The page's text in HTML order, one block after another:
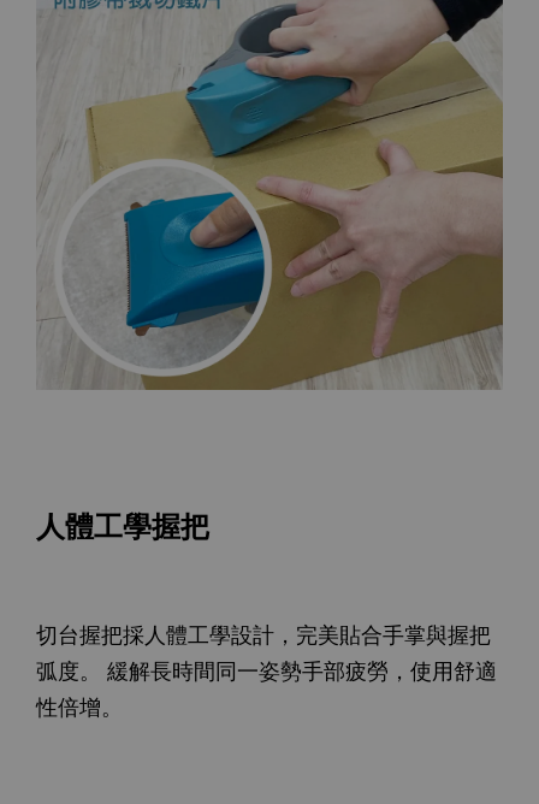
人體工學握把
切台握把採人體工學設計，完美貼合手掌與握把
弧度。 緩解長時間同一姿勢手部疲勞，使用舒適
性倍增。